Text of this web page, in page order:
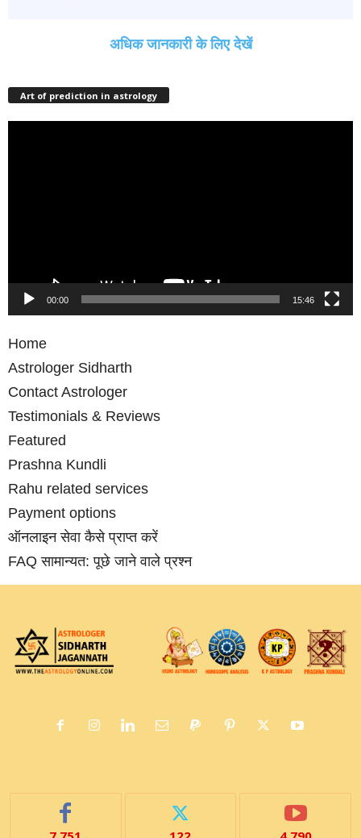
अधिक जानकारी के लिए देखें
Art of prediction in astrology
00:00 15:46
Home
Astrologer Sidharth
Contact Astrologer
Testimonials & Reviews
Featured
Prashna Kundli
Rahu related services
Payment options
ऑनलाइन सेवा कैसे प्राप्‍त करें
FAQ सामान्‍यत: पूछे जाने वाले प्रश्‍न